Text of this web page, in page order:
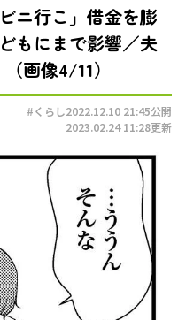
ニ行こ」借金を膨
もにまで影響／夫
画像4/11）
#くらし2022.12.10 21:45公開
2023.02.24 11:28更新